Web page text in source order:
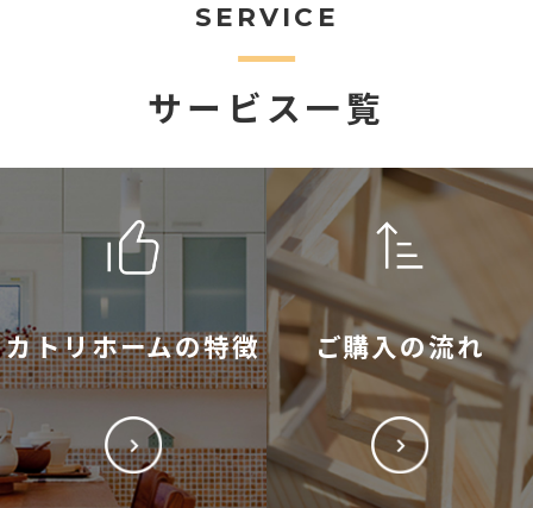
SERVICE
サービス一覧
カトリホームの特徴 ご購入の流れ